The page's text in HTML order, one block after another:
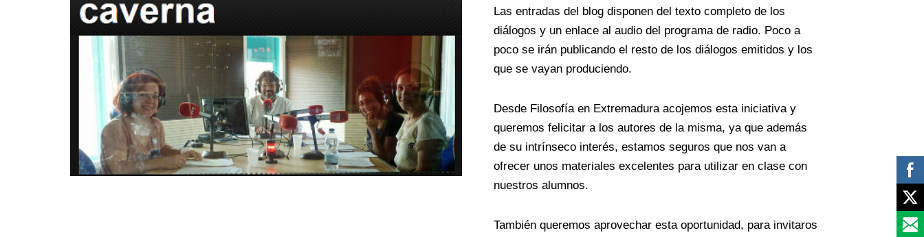
Las entradas del blog disponen del texto completo de los
diálogos y un enlace al audio del programa de radio. Poco a
poco se irán publicando el resto de los diálogos emitidos y los
que se vayan produciendo.
Desde Filosofía en Extremadura acojemos esta iniciativa y
queremos felicitar a los autores de la misma, ya que además
de su intrínseco interés, estamos seguros que nos van a
ofrecer unos materiales excelentes para utilizar en clase con
nuestros alumnos.
También queremos aprovechar esta oportunidad, para invitaros